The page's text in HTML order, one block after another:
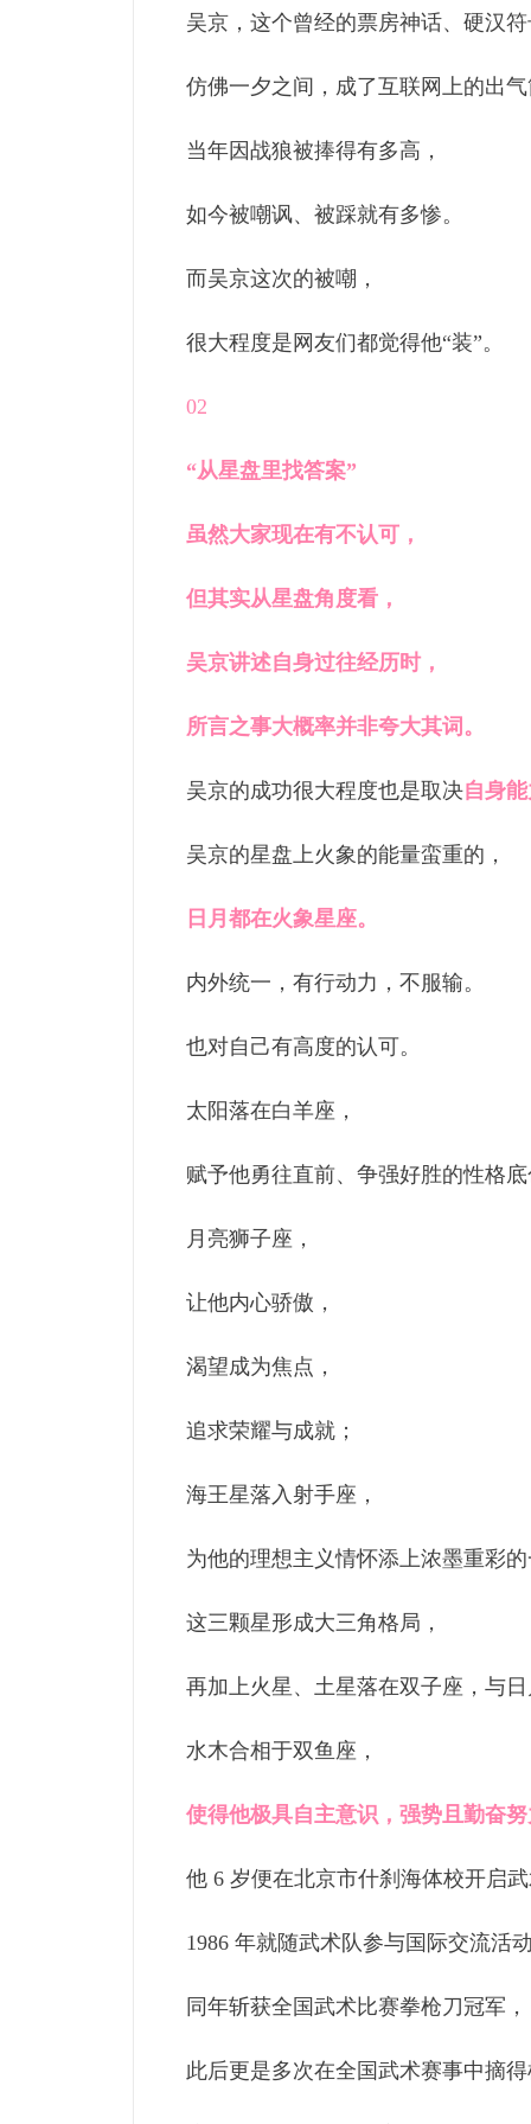
吴京，这个曾经的票房神话、硬汉符
仿佛一夕之间，成了互联网上的出气
当年因战狼被捧得有多高，
如今被嘲讽、被踩就有多惨。
而吴京这次的被嘲，
很大程度是网友们都觉得他“装”。
02
“从星盘里找答案”
虽然大家现在有不认可，
但其实从星盘角度看，
吴京讲述自身过往经历时，
所言之事大概率并非夸大其词。
吴京的成功很大程度也是取决自身
吴京的星盘上火象的能量蛮重的，
日月都在火象星座。
内外统一，有行动力，不服输。
也对自己有高度的认可。
太阳落在白羊座，
赋予他勇往直前、争强好胜的性格底
月亮狮子座，
让他内心骄傲，
渴望成为焦点，
追求荣耀与成就；
海王星落入射手座，
为他的理想主义情怀添上浓墨重彩的
这三颗星形成大三角格局，
再加上火星、土星落在双子座，与日
水木合相于双鱼座，
使得他极具自主意识，强势且勤奋努
他 6 岁便在北京市什刹海体校开启武
1986 年就随武术队参与国际交流活动
同年斩获全国武术比赛拳枪刀冠军，
此后更是多次在全国武术赛事中摘得